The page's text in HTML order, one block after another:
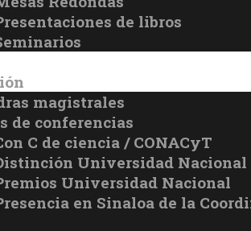
de libros
magistrales
de conferencias
C de ciencia / CONACyT
Universidad Nacional
Universidad Nacional
en Sinaloa de la